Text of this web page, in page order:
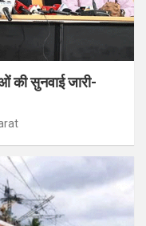
की सुनवाई जारी-